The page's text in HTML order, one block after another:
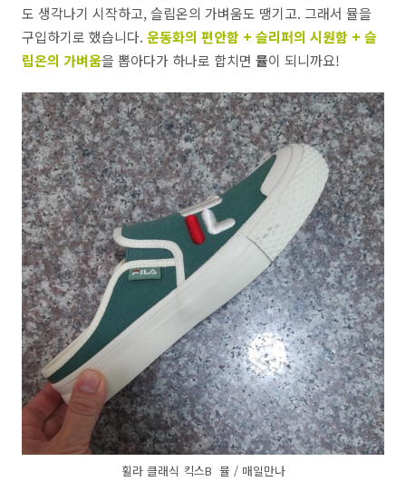
도 생각나기 시작하고, 슬립온의 가벼움도 땡기고. 그래서 뮬을
구입하기로 했습니다. 운동화의 편안함 + 슬리퍼의 시원함 + 슬
립온의 가벼움을 뽑아다가 하나로 합치면 뮬이 되니까요!
휠라 클래식 킥스B 뮬 / 매일만나